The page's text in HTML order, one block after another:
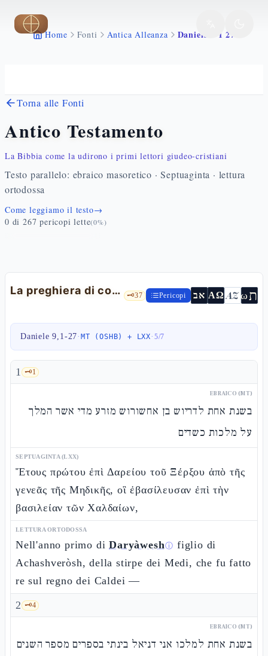
Vai al contenuto principale
Home Fonti Antica Alleanza Daniele 9 1 27
Torna alle Fonti
Antico Testamento
La Bibbia come la udirono i primi lettori giudeo-cristiani
Testo parallelo: ebraico masoretico · Septuaginta · lettura
ortodossa
Come leggiamo il testo→
0 di 267 pericopi lette(0%)
La preghiera di confessione e le settanta settimane — Dn 9,1-27 🗝️37 Pericopi אב ΑΩ AZωת
Daniele 9,1-27·MT (OSHB) + LXX· 5/7
1 🗝️1
EBRAICO (MT)
בשנת אחת לדריוש בן אחשורוש מזרע מדי אשר המלך
על מלכות כשדים
SEPTUAGINTA (LXX)
Ἔτους πρώτου ἐπὶ Δαρείου τοῦ Ξέρξου ἀπὸ τῆς
γενεᾶς τῆς Μηδικῆς, οἳ ἐβασίλευσαν ἐπὶ τὴν
βασιλείαν τῶν Χαλδαίων,
LETTURA ORTODOSSA
Nell'anno primo diDaryàweshⓘ figlio di
Achashveròsh, della stirpe dei Medi, che fu fatto
re sul regno dei Caldei —
2 🗝️4
EBRAICO (MT)
בשנת אחת למלכו אני דניאל בינתי בספרים מספר השנים